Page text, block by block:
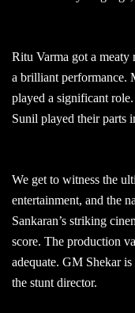
Ritu Varma got a meaty
a brilliant performance.
played a significant
Sunil played their parts
We get to witness the
entertainment, and the
Sankaran’s striking
score. The production
adequate. GM Shekar
the stunt director.